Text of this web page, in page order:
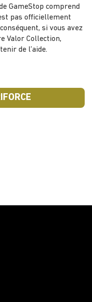
GameStop comprend
pas officiellement
si vous avez
Valor Collection,
de l’aide.